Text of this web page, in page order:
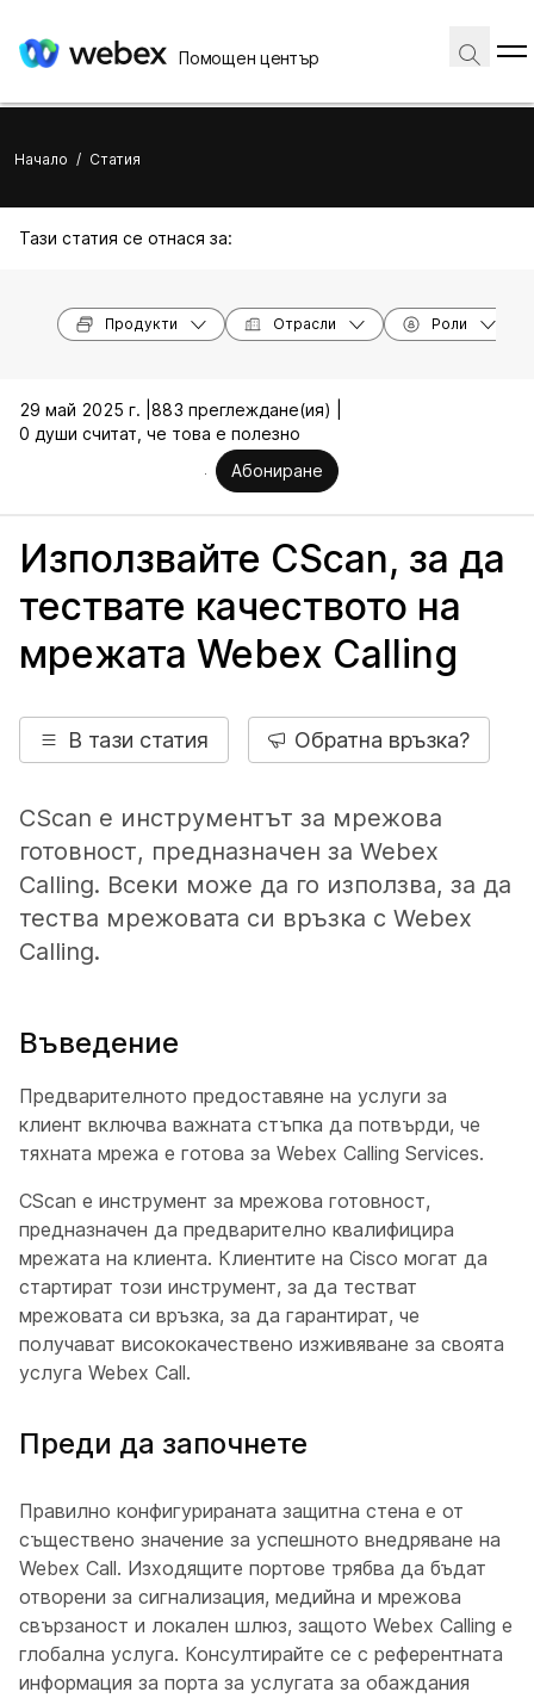
Помощен център
Начало / Статия
Тази статия се отнася за:
Продукти Отрасли Роли
29 май 2025 г. | 883 преглеждане(ия) |
0 души считат, че това е полезно
Абониране
Използвайте CScan, за да
тествате качеството на
мрежата Webex Calling
В тази статия Обратна връзка?
CScan е инструментът за мрежова
готовност, предназначен за Webex
Calling. Всеки може да го използва, за да
тества мрежовата си връзка с Webex
Calling.
Въведение
Предварителното предоставяне на услуги за
клиент включва важната стъпка да потвърди, че
тяхната мрежа е готова за Webex Calling Services.
CScan е инструмент за мрежова готовност,
предназначен да предварително квалифицира
мрежата на клиента. Клиентите на Cisco могат да
стартират този инструмент, за да тестват
мрежовата си връзка, за да гарантират, че
получават висококачествено изживяване за своята
услуга Webex Call.
Преди да започнете
Правилно конфигурираната защитна стена е от
съществено значение за успешното внедряване на
Webex Call. Изходящите портове трябва да бъдат
отворени за сигнализация, медийна и мрежова
свързаност и локален шлюз, защото Webex Calling е
глобална услуга. Консултирайте се с референтната
информация за порта за услугата за обаждания